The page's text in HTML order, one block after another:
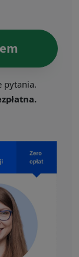
pytania.